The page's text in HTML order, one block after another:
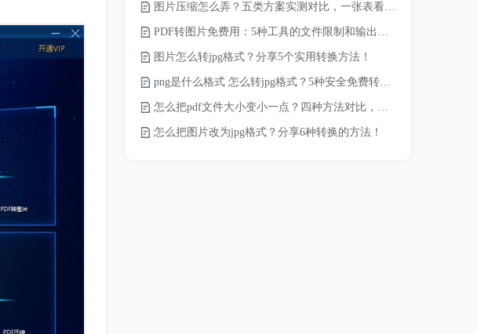
图片压缩怎么弄？五类方案实测对比，一张表看懂怎么选！
PDF转图片免费用：5种工具的文件限制和输出质量对比！
图片怎么转jpg格式？分享5个实用转换方法！
png是什么格式 怎么转jpg格式？5种安全免费转换方法全解析！
怎么把pdf文件大小变小一点？四种方法对比，一看就懂！
怎么把图片改为jpg格式？分享6种转换的方法！